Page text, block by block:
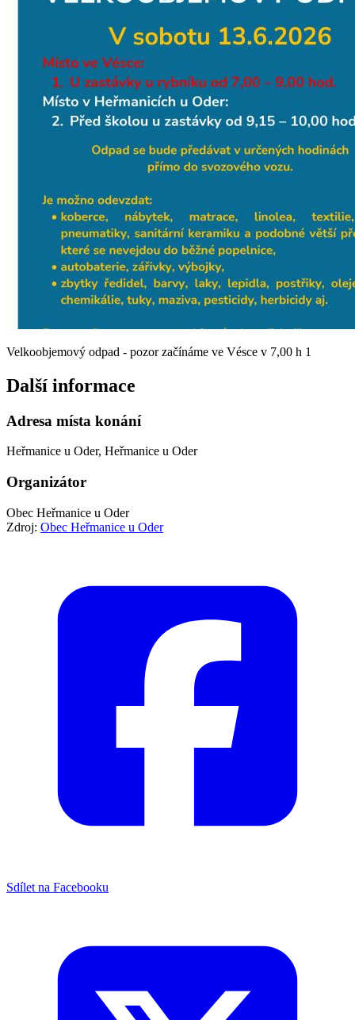
Velkoobjemový odpad - pozor začínáme ve Vésce v 7,00 h 1
Další informace
Adresa místa konání
Heřmanice u Oder, Heřmanice u Oder
Organizátor
Obec Heřmanice u Oder
Zdroj: Obec Heřmanice u Oder
Sdílet na Facebooku